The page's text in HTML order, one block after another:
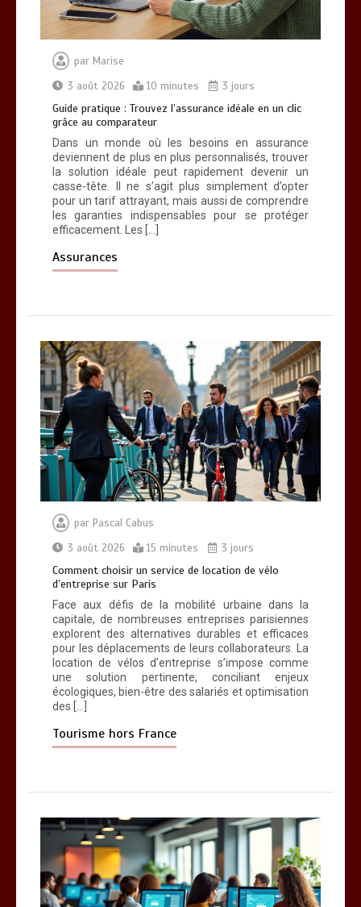
Comment choisir un service de
location de vélo d’entreprise sur Paris
par Marise
3 août 2026
10 minutes 3 jours
Guide pratique : Trouvez l’assurance idéale en un clic
grâce au comparateur
Dans un monde où les besoins en assurance
deviennent de plus en plus personnalisés, trouver
la solution idéale peut rapidement devenir un
casse-tête. Il ne s’agit plus simplement d’opter
pour un tarif attrayant, mais aussi de comprendre
les garanties indispensables pour se protéger
efficacement. Les […]
Assurances
par Pascal Cabus
3 août 2026
15 minutes 3 jours
Comment choisir un service de location de vélo
d’entreprise sur Paris
Face aux défis de la mobilité urbaine dans la
capitale, de nombreuses entreprises parisiennes
explorent des alternatives durables et efficaces
pour les déplacements de leurs collaborateurs. La
location de vélos d’entreprise s’impose comme
une solution pertinente, conciliant enjeux
écologiques, bien-être des salariés et optimisation
des […]
Tourisme hors France